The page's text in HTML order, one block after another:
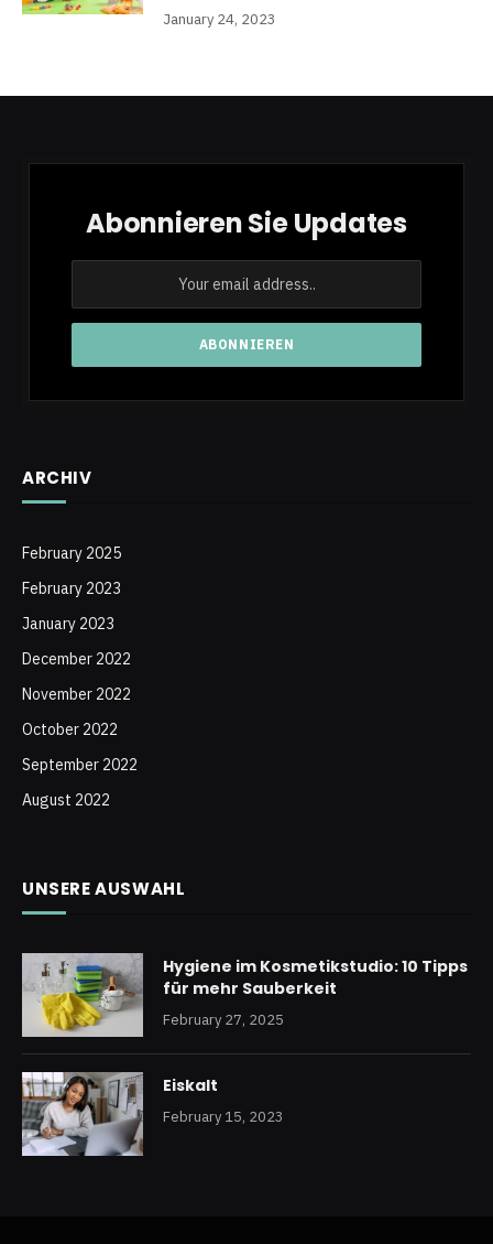
January 24, 2023
Abonnieren Sie Updates
ARCHIV
February 2025
February 2023
January 2023
December 2022
November 2022
October 2022
September 2022
August 2022
UNSERE AUSWAHL
Hygiene im Kosmetikstudio: 10 Tipps
für mehr Sauberkeit
February 27, 2025
Eiskalt
February 15, 2023